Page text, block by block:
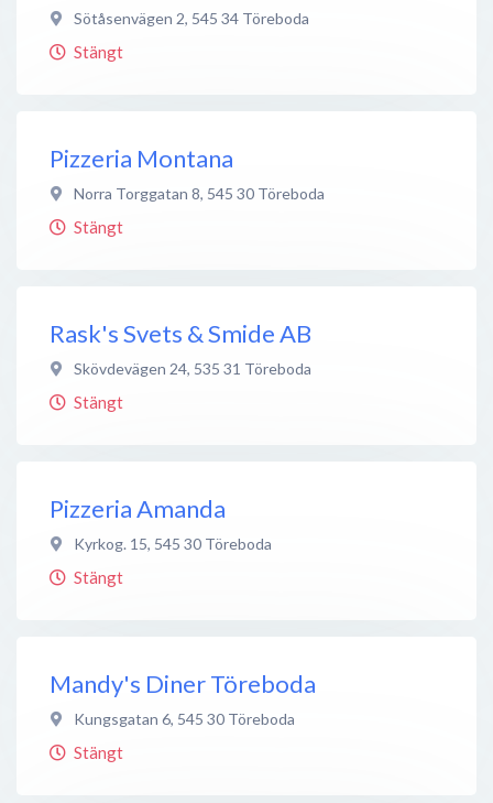
Sötåsenvägen 2, 545 34 Töreboda
Stängt
Pizzeria Montana
Norra Torggatan 8, 545 30 Töreboda
Stängt
Rask's Svets & Smide AB
Skövdevägen 24, 535 31 Töreboda
Stängt
Pizzeria Amanda
Kyrkog. 15, 545 30 Töreboda
Stängt
Mandy's Diner Töreboda
Kungsgatan 6, 545 30 Töreboda
Stängt